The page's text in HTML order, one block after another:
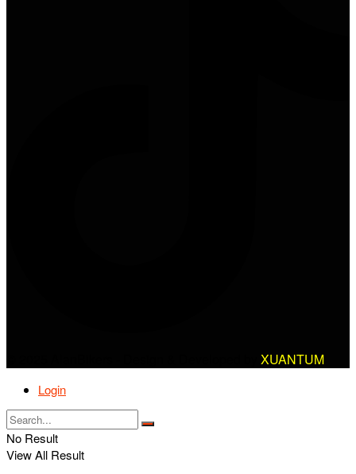
XUANTUM
Login
No Result
View All Result